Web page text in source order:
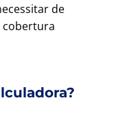
de
cobertura